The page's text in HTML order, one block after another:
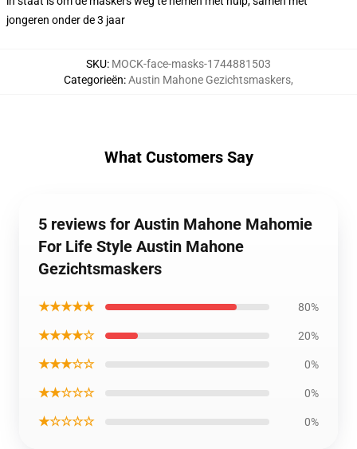
jongeren onder de 3 jaar
SKU: MOCK-face-masks-1744881503
Categorieën:Austin Mahone Gezichtsmaskers,
What Customers Say
5 reviews for Austin Mahone Mahomie
For Life Style Austin Mahone
Gezichtsmaskers
★★★★★ 80%
★★★★☆ 20%
★★★☆☆ 0%
★★☆☆☆ 0%
★☆☆☆☆ 0%